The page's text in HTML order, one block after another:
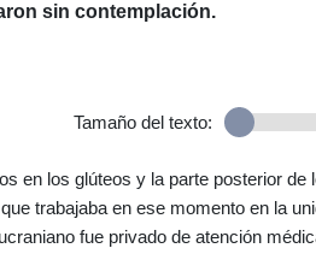
sin contemplación.
Tamaño del texto:
en los glúteos y la parte posterior de
trabajaba en ese momento en la
fue privado de atención